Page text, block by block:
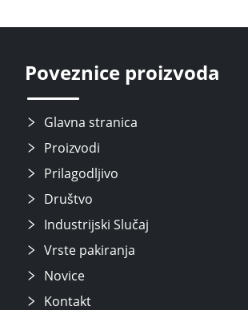
Poveznice proizvoda
Glavna stranica
Proizvodi
Prilagodljivo
Društvo
Industrijski Slučaj
Vrste pakiranja
Novice
Kontakt